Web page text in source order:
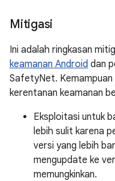
Mitigasi
Ini adalah ringkasan
keamanan Android dan
SafetyNet. Kemampuan
kerentanan keamanan
Eksploitasi untuk
lebih sulit karena
versi yang lebih
mengupdate ke
memungkinkan.